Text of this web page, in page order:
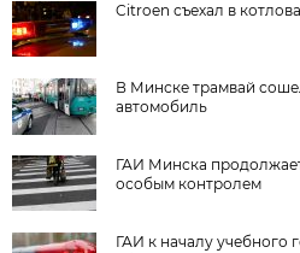
Citroen съехал в
В Минске трамвай
автомобиль
ГАИ Минска
особым контролем
ГАИ к началу учебного